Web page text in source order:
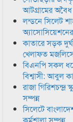
আটগ্রামের
লন্ডনে সিলেট
কাতারে সড়ক
খেলাফত
বিএনপি সকল
বিশ্বাসী: আবুল
রাজা গিরিশচন্দ্র
সম্পন্ন
সিলেটে